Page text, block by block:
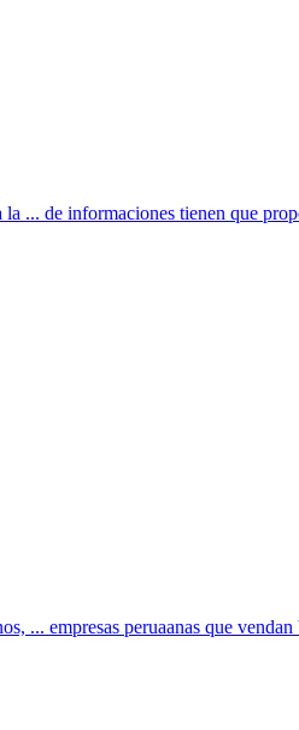
... de informaciones tienen que
... empresas peruaanas que